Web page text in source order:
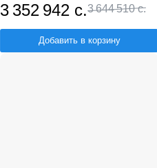
3 352 942 с.3 644 510 с.
Добавить в корзину